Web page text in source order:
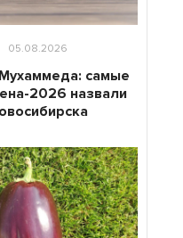
05.08.2026
самые
2026 назвали